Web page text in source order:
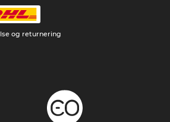
og returnering